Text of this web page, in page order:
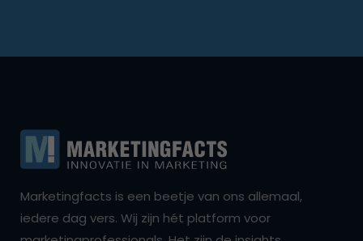
Marketingfacts is een beetje van ons allemaal,
iedere dag vers. Wij zijn hét platform voor